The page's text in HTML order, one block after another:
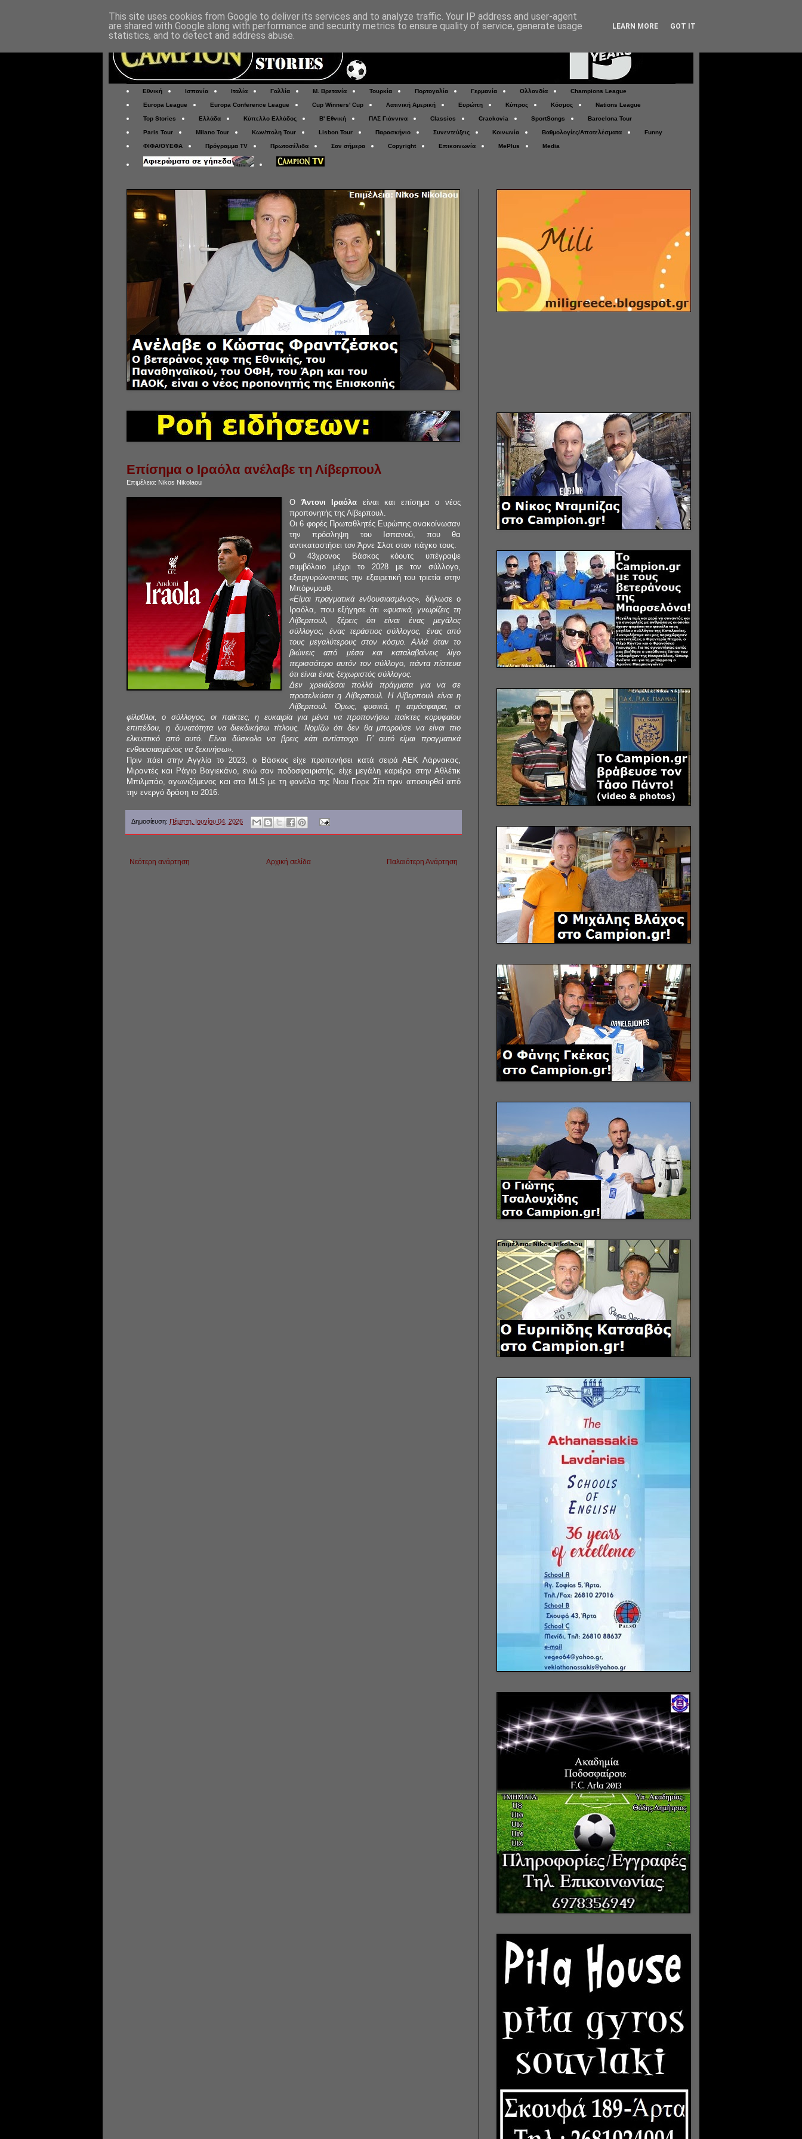
Εθνική Ισπανία Ιταλία Γαλλία Μ. Βρετανία Τουρκία Πορτογαλία Γερμανία Ολλανδία Champions League
Europa League Europa Conference League Cup Winners' Cup Λατινική Αμερική Ευρώπη Κύπρος Κόσμος Nations League
Top Stories Ελλάδα Κύπελλο Ελλάδος Β' Εθνική ΠΑΣ Γιάννινα Classics Crackovia SportSongs Barcelona Tour
Paris Tour Milano Tour Κων/πολη Tour Lisbon Tour Παρασκήνιο Συνεντεύξεις Κοινωνία Βαθμολογίες/Αποτελέσματα Funny
ΦΙΦΑ/ΟΥΕΦΑ Πρόγραμμα TV Πρωτοσέλιδα Σαν σήμερα Copyright Επικοινωνία MePlus Media
Επίσημα ο Ιραόλα ανέλαβε τη Λίβερπουλ
Επιμέλεια: Nikos Nikolaou
Ο Άντονι Ιραόλα είναι και επίσημα ο νέος
προπονητής της Λίβερπουλ.
Οι 6 φορές Πρωταθλητές Ευρώπης ανακοίνωσαν
την πρόσληψη του Ισπανού, που θα
αντικαταστήσει τον Άρνε Σλοτ στον πάγκο τους.
Ο 43χρονος Βάσκος κόουτς υπέγραψε
συμβόλαιο μέχρι το 2028 με τον σύλλογο,
εξαργυρώνοντας την εξαιρετική του τριετία στην
Μπόρνμουθ.
«Είμαι πραγματικά ενθουσιασμένος», δήλωσε ο
Ιραόλα, που εξήγησε ότι «φυσικά, γνωρίζεις τη
Λίβερπουλ, ξέρεις ότι είναι ένας μεγάλος
σύλλογος, ένας τεράστιος σύλλογος, ένας από
τους μεγαλύτερους στον κόσμο. Αλλά όταν το
βιώνεις από μέσα και καταλαβαίνεις λίγο
περισσότερο αυτόν τον σύλλογο, πάντα πίστευα
ότι είναι ένας ξεχωριστός σύλλογος.
Δεν χρειάζεσαι πολλά πράγματα για να σε
προσελκύσει η Λίβερπουλ. Η Λίβερπουλ είναι η
Λίβερπουλ. Όμως, φυσικά, η ατμόσφαιρα, οι
φίλαθλοι, ο σύλλογος, οι παίκτες, η ευκαιρία για μένα να προπονήσω παίκτες κορυφαίου
επιπέδου, η δυνατότητα να διεκδικήσω τίτλους. Νομίζω ότι δεν θα μπορούσε να είναι πιο
ελκυστικό από αυτό. Είναι δύσκολο να βρεις κάτι αντίστοιχο. Γι’ αυτό είμαι πραγματικά
ενθουσιασμένος να ξεκινήσω».
Πριν πάει στην Αγγλία το 2023, ο Βάσκος είχε προπονήσει κατά σειρά ΑΕΚ Λάρνακας,
Μιραντές και Ράγιο Βαγιεκάνο, ενώ σαν ποδοσφαιριστής, είχε μεγάλη καριέρα στην Αθλέτικ
Μπιλμπάο, αγωνιζόμενος και στο MLS με τη φανέλα της Νιου Γιορκ Σίτι πριν αποσυρθεί από
την ενεργό δράση το 2016.
Δημοσίευση: Πέμπτη, Ιουνίου 04, 2026
Νεότερη ανάρτηση Παλαιότερη Ανάρτηση
Αρχική σελίδα
This site uses cookies from Google to deliver its services and to analyze traffic. Your IP address and user-agent
are shared with Google along with performance and security metrics to ensure quality of service, generate usage
statistics, and to detect and address abuse.
LEARN MORE GOT IT